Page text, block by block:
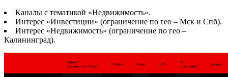
Каналы с тематикой «Недвижимость».
Интерес «Инвестиции» (ограничение по гео – Мск и Спб).
Интерес «Недвижимость» (ограничение по гео –
Калининград).